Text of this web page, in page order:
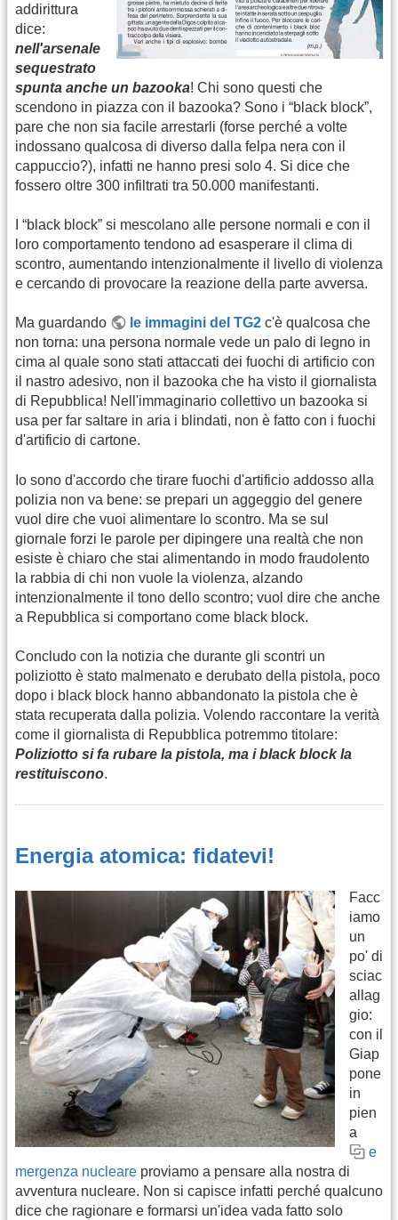
addirittura
dice:
nell'arsenale
sequestrato
spunta anche un bazooka! Chi sono questi che
scendono in piazza con il bazooka? Sono i “black block”,
pare che non sia facile arrestarli (forse perché a volte
indossano qualcosa di diverso dalla felpa nera con il
cappuccio?), infatti ne hanno presi solo 4. Si dice che
fossero oltre 300 infiltrati tra 50.000 manifestanti.
I “black block” si mescolano alle persone normali e con il
loro comportamento tendono ad esasperare il clima di
scontro, aumentando intenzionalmente il livello di violenza
e cercando di provocare la reazione della parte avversa.
Ma guardando le immagini del TG2 c'è qualcosa che
non torna: una persona normale vede un palo di legno in
cima al quale sono stati attaccati dei fuochi di artificio con
il nastro adesivo, non il bazooka che ha visto il giornalista
di Repubblica! Nell'immaginario collettivo un bazooka si
usa per far saltare in aria i blindati, non è fatto con i fuochi
d'artificio di cartone.
Io sono d'accordo che tirare fuochi d'artificio addosso alla
polizia non va bene: se prepari un aggeggio del genere
vuol dire che vuoi alimentare lo scontro. Ma se sul
giornale forzi le parole per dipingere una realtà che non
esiste è chiaro che stai alimentando in modo fraudolento
la rabbia di chi non vuole la violenza, alzando
intenzionalmente il tono dello scontro; vuol dire che anche
a Repubblica si comportano come black block.
Concludo con la notizia che durante gli scontri un
poliziotto è stato malmenato e derubato della pistola, poco
dopo i black block hanno abbandonato la pistola che è
stata recuperata dalla polizia. Volendo raccontare la verità
come il giornalista di Repubblica potremmo titolare:
Poliziotto si fa rubare la pistola, ma i black block la
restituiscono.
Energia atomica: fidatevi!
Facc
iamo
un
po' di
sciac
allag
gio:
con il
Giap
pone
in
pien
a
e
mergenza nucleare proviamo a pensare alla nostra di
avventura nucleare. Non si capisce infatti perché qualcuno
dice che ragionare e formarsi un'idea vada fatto solo